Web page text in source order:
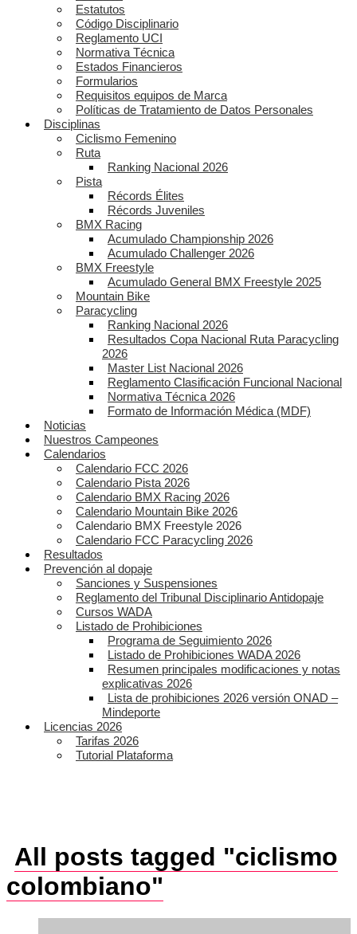
Estatutos
Código Disciplinario
Reglamento UCI
Normativa Técnica
Estados Financieros
Formularios
Requisitos equipos de Marca
Políticas de Tratamiento de Datos Personales
Disciplinas
Ciclismo Femenino
Ruta
Ranking Nacional 2026
Pista
Récords Élites
Récords Juveniles
BMX Racing
Acumulado Championship 2026
Acumulado Challenger 2026
BMX Freestyle
Acumulado General BMX Freestyle 2025
Mountain Bike
Paracycling
Ranking Nacional 2026
Resultados Copa Nacional Ruta Paracycling
2026
Master List Nacional 2026
Reglamento Clasificación Funcional Nacional
Normativa Técnica 2026
Formato de Información Médica (MDF)
Noticias
Nuestros Campeones
Calendarios
Calendario FCC 2026
Calendario Pista 2026
Calendario BMX Racing 2026
Calendario Mountain Bike 2026
Calendario BMX Freestyle 2026
Calendario FCC Paracycling 2026
Resultados
Prevención al dopaje
Sanciones y Suspensiones
Reglamento del Tribunal Disciplinario Antidopaje
Cursos WADA
Listado de Prohibiciones
Programa de Seguimiento 2026
Listado de Prohibiciones WADA 2026
Resumen principales modificaciones y notas
explicativas 2026
Lista de prohibiciones 2026 versión ONAD –
Mindeporte
Licencias 2026
Tarifas 2026
Tutorial Plataforma
All posts tagged "ciclismo
colombiano"